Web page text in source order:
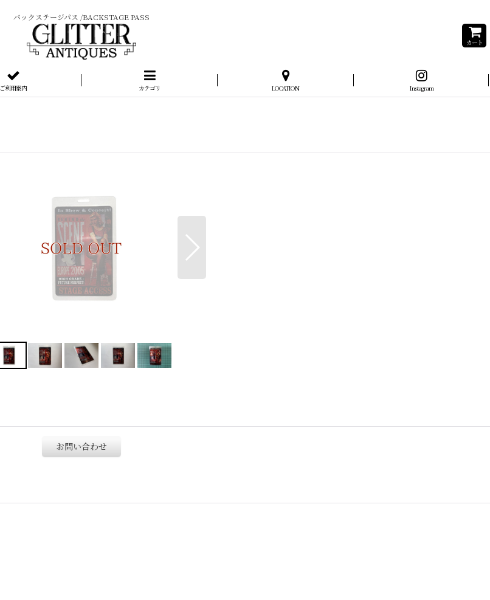
バックステージパス /BACKSTAGE PASS
カート
ご利用案内 カテゴリ LOCATION Instagram
お問い合わせ